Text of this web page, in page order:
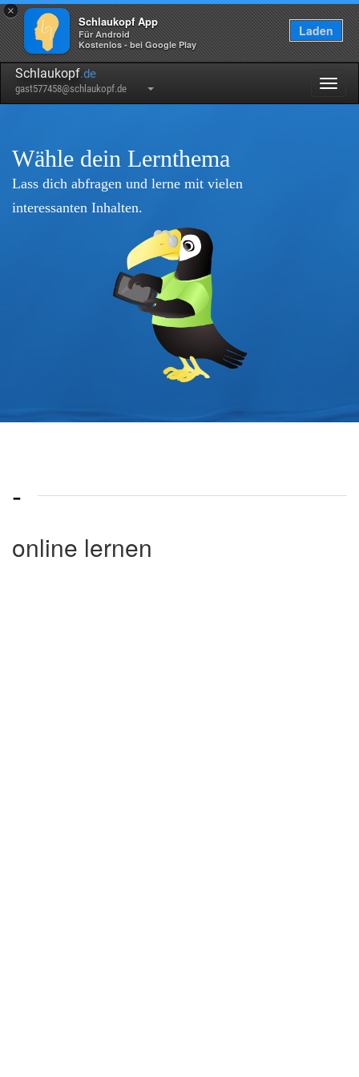
×
Schlaukopf App
Für Android
Kostenlos - bei Google Play
Laden
Schlaukopf.de
gast577458@schlaukopf.de
Wähle dein Lernthema
Lass dich abfragen und lerne mit vielen
interessanten Inhalten.
-
online lernen